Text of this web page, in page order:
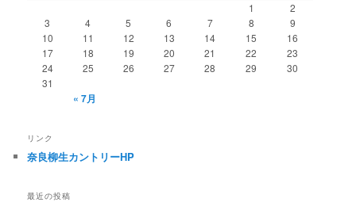
1
2
3
4 5 6 7 8
9
10
11 12 13 14 15
16
17
18 19 20 21 22
23
24
25 26 27 28 29
30
31
« 7月
リンク
奈良柳生カントリーHP
最近の投稿